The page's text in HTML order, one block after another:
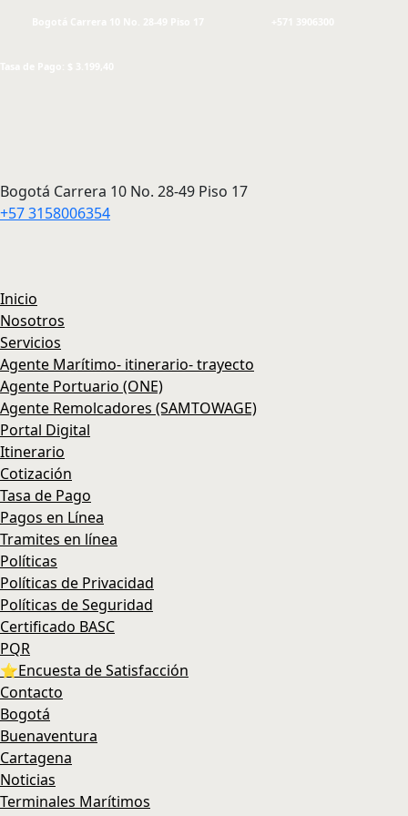
Bogotá Carrera 10 No. 28-49 Piso 17
+57 3158006354
Inicio
Nosotros
Servicios
Agente Marítimo- itinerario- trayecto
Agente Portuario (ONE)
Agente Remolcadores (SAMTOWAGE)
Portal Digital
Itinerario
Cotización
Tasa de Pago
Pagos en Línea
Tramites en línea
Políticas
Políticas de Privacidad
Políticas de Seguridad
Certificado BASC
PQR
⭐Encuesta de Satisfacción
Contacto
Bogotá
Buenaventura
Cartagena
Noticias
Terminales Marítimos